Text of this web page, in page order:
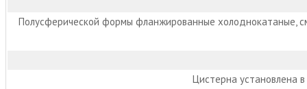
Полусферической формы фланжированные холоднокатаные,
Цистерна установлена